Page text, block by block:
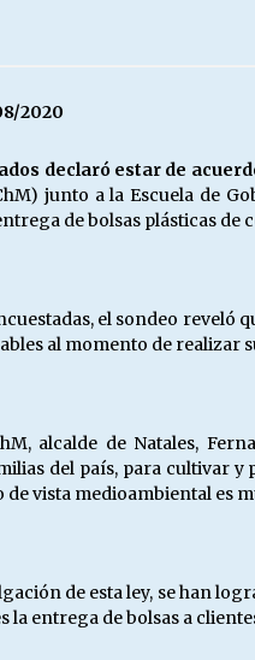
2026
A SER ALTERNATIVA
2026
2020
declaró estar de
junto a la Escuela de
de bolsas plásticas
el sondeo reveló
al momento de realizar
alcalde de Natales,
del país, para cultivar y
vista medioambiental es
de esta ley, se han
la entrega de bolsas a